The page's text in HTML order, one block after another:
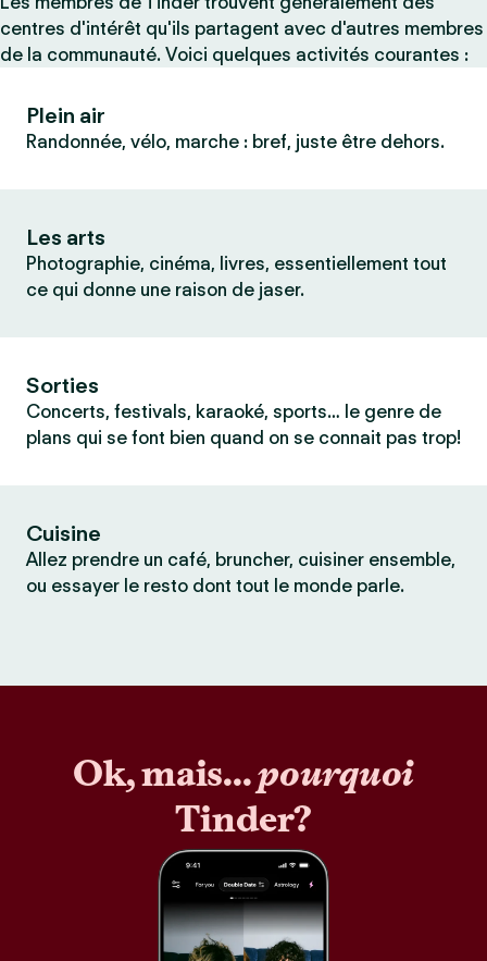
centres d'intérêt qu'ils partagent avec d'autres membres
de la communauté. Voici quelques activités courantes :
Plein air
Randonnée, vélo, marche : bref, juste être dehors.
Les arts
Photographie, cinéma, livres, essentiellement tout
ce qui donne une raison de jaser.
Sorties
Concerts, festivals, karaoké, sports… le genre de
plans qui se font bien quand on se connait pas trop!
Cuisine
Allez prendre un café, bruncher, cuisiner ensemble,
ou essayer le resto dont tout le monde parle.
Ok, mais...pourquoi
Tinder?